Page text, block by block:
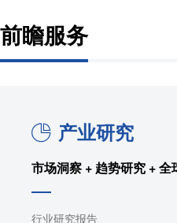
前瞻服务
产业研究
市场洞察 + 趋势研究 +
行业研究报告